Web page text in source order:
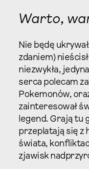
Warto,
Nie będę
zdaniem)
niezwykła,
serca polecam
Pokemonów,
zainteresował
legend. Grają tu
przeplatają się z
świata,
zjawisk